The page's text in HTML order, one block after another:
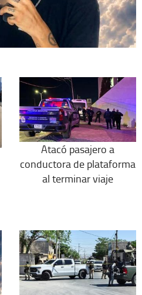
Atacó pasajero a
conductora de plataforma
al terminar viaje